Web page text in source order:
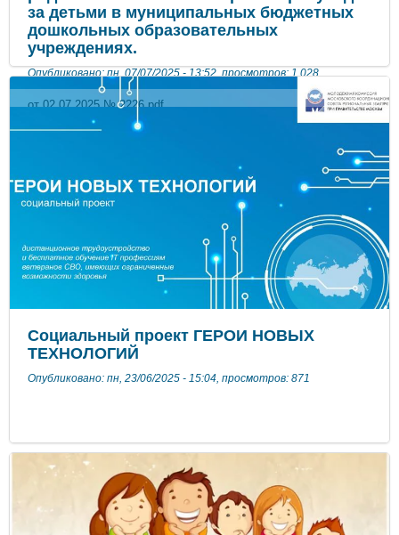
за детьми в муниципальных бюджетных
дошкольных образовательных
учреждениях.
Опубликовано: пн, 07/07/2025 - 13:52, просмотров: 1,028
от 02.07.2025 № 2226.pdf
Социальный проект ГЕРОИ НОВЫХ
ТЕХНОЛОГИЙ
Опубликовано: пн, 23/06/2025 - 15:04, просмотров: 871